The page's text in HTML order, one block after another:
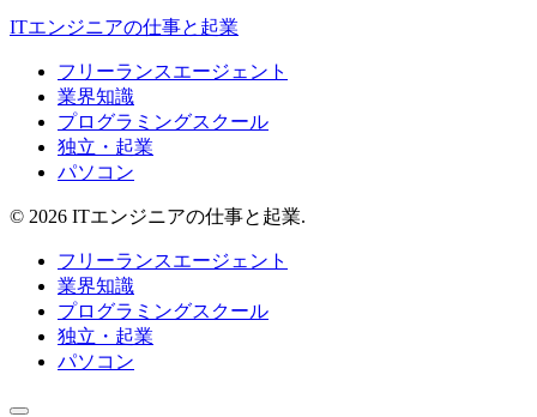
ITエンジニアの仕事と起業
フリーランスエージェント
業界知識
プログラミングスクール
独立・起業
パソコン
© 2026 ITエンジニアの仕事と起業.
フリーランスエージェント
業界知識
プログラミングスクール
独立・起業
パソコン